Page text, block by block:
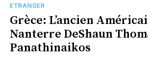
ETRANGER
Grèce: L’ancien
Nanterre DeShaun
Panathinaikos